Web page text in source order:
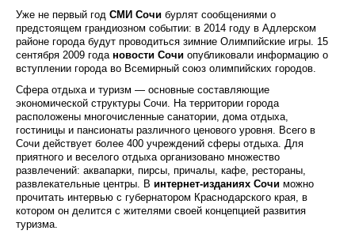
Уже не первый год СМИ Сочи бурлят сообщениями о
предстоящем грандиозном событии: в 2014 году в Адлерском
районе города будут проводиться зимние Олимпийские игры. 15
сентября 2009 года новости Сочи опубликовали информацию о
вступлении города во Всемирный союз олимпийских городов.
Сфера отдыха и туризм — основные составляющие
экономической структуры Сочи. На территории города
расположены многочисленные санатории, дома отдыха,
гостиницы и пансионаты различного ценового уровня. Всего в
Сочи действует более 400 учреждений сферы отдыха. Для
приятного и веселого отдыха организовано множество
развлечений: аквапарки, пирсы, причалы, кафе, рестораны,
развлекательные центры. В интернет-изданиях Сочи можно
прочитать интервью с губернатором Краснодарского края, в
котором он делится с жителями своей концепцией развития
туризма.